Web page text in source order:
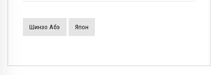
Шинзо Абэ Япон